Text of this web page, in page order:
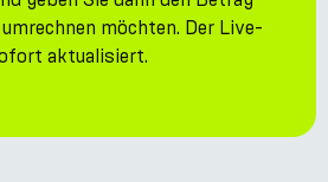
möchten. Der Live-
aktualisiert.